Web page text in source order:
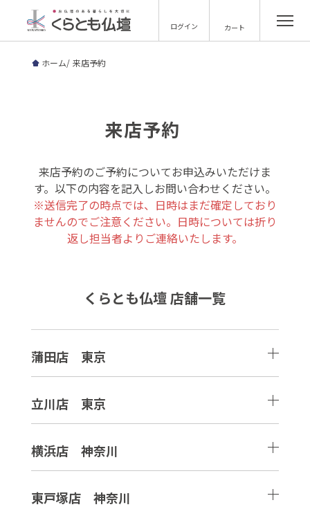
ログイン カート
ホーム 来店予約
来店予約
来店予約のご予約についてお申込みいただけま
す。以下の内容を記入しお問い合わせください。
※送信完了の時点では、日時はまだ確定しており
ませんのでご注意ください。日時については折り
返し担当者よりご連絡いたします。
くらとも仏壇 店舗一覧
蒲田店 東京
立川店 東京
横浜店 神奈川
東戸塚店 神奈川